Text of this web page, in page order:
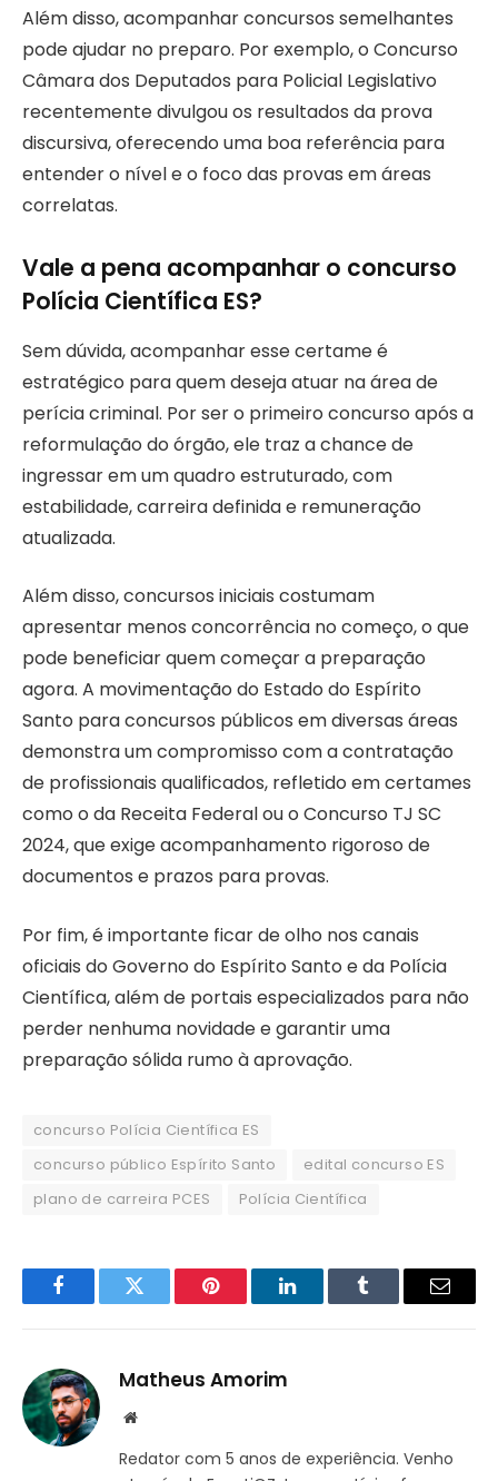
Além disso, acompanhar concursos semelhantes
pode ajudar no preparo. Por exemplo, o Concurso
Câmara dos Deputados para Policial Legislativo
recentemente divulgou os resultados da prova
discursiva, oferecendo uma boa referência para
entender o nível e o foco das provas em áreas
correlatas.
Vale a pena acompanhar o concurso
Polícia Científica ES?
Sem dúvida, acompanhar esse certame é
estratégico para quem deseja atuar na área de
perícia criminal. Por ser o primeiro concurso após a
reformulação do órgão, ele traz a chance de
ingressar em um quadro estruturado, com
estabilidade, carreira definida e remuneração
atualizada.
Além disso, concursos iniciais costumam
apresentar menos concorrência no começo, o que
pode beneficiar quem começar a preparação
agora. A movimentação do Estado do Espírito
Santo para concursos públicos em diversas áreas
demonstra um compromisso com a contratação
de profissionais qualificados, refletido em certames
como o da Receita Federal ou o Concurso TJ SC
2024, que exige acompanhamento rigoroso de
documentos e prazos para provas.
Por fim, é importante ficar de olho nos canais
oficiais do Governo do Espírito Santo e da Polícia
Científica, além de portais especializados para não
perder nenhuma novidade e garantir uma
preparação sólida rumo à aprovação.
concurso Polícia Científica ES
concurso público Espírito Santo
edital concurso ES
plano de carreira PCES
Polícia Científica
FacebookTwitter Pinterest LinkedInTumblr Email
Matheus Amorim
Website
Redator com 5 anos de experiência. Venho